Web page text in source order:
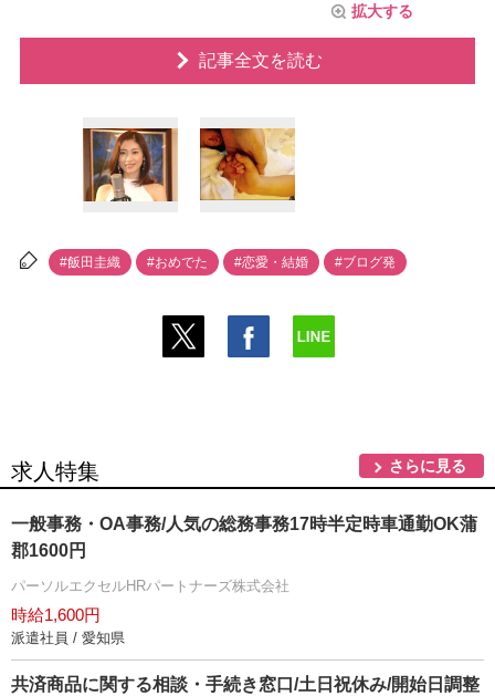
拡大する
記事全文を読む
#飯田圭織 #おめでた #恋愛・結婚 #ブログ発
求人特集 さらに見る
一般事務・OA事務/人気の総務事務17時半定時車通勤OK蒲
郡1600円
パーソルエクセルHRパートナーズ株式会社
時給1,600円
派遣社員 / 愛知県
共済商品に関する相談・手続き窓口/土日祝休み/開始日調整